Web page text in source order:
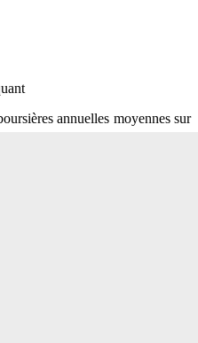
annuelles moyennes sur